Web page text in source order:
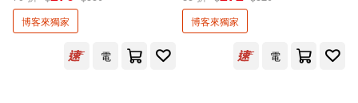
奧村裕次(5)
安東尼‧聖修伯里(5)
麥田(27) 鏡文學(25)
可菲律賓店取(1725)
博客來獨家
電
博客來獨家
電